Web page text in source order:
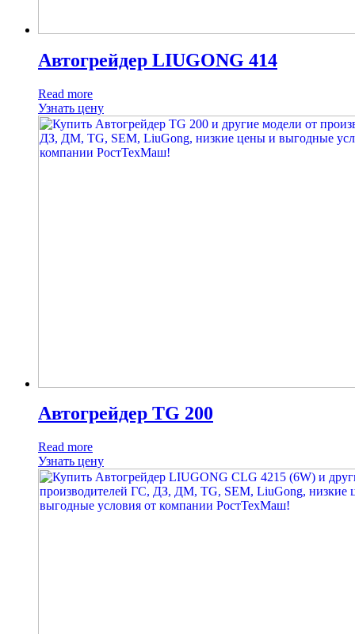
Автогрейдер LIUGONG 414
Read more
Узнать цену
Автогрейдер TG 200
Read more
Узнать цену